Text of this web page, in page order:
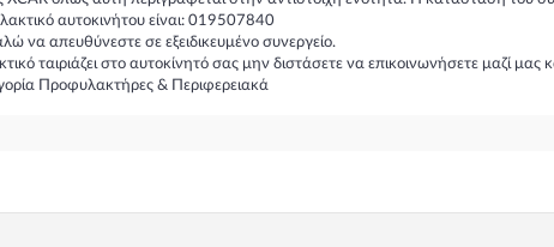
αυτοκινήτου είναι: 019507840
να απευθύνεστε σε εξειδικευμένο συνεργείο.
ταιριάζει στο αυτοκίνητό σας μην διστάσετε να επικοινωνήσετε μαζί
Προφυλακτήρες & Περιφερειακά